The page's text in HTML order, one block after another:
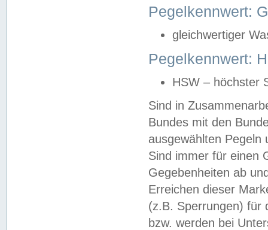
Pegelkennwert:
gleichwertiger
Pegelkennwert:
HSW – höchster
Sind in
Bundes mit den
ausgewählten
Sind immer für einen
Gegebenheiten ab
Erreichen dieser
(z.B. Sperrungen) für
bzw. werden bei